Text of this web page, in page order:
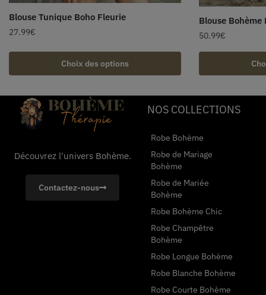
Blouse Tunique Boho Fleurie
27.99€
Choix des options
Blouse
50.99€
Découvrez l'univers Bohème.
Contactez-nous
NOS COLLECTIONS
Robe Bohème
Robe de Mariage
Bohème
Robe de Mariée
Bohème
Robe Bohème Chic
Robe Champêtre
Bohème
Robe Longue Bohème
Robe Blanche Bohème
Robe Courte Bohème